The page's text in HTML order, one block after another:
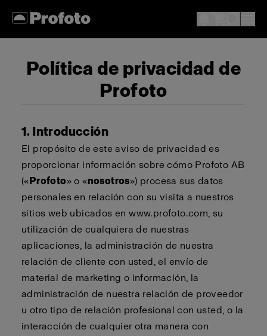
Política de privacidad de
Profoto
1. Introducción
El propósito de este aviso de privacidad es
proporcionar información sobre cómo Profoto AB
(«Profoto» o «nosotros») procesa sus datos
personales en relación con su visita a nuestros
sitios web ubicados en www.profoto.com, su
utilización de cualquiera de nuestras
aplicaciones, la administración de nuestra
relación de cliente con usted, el envío de
material de marketing o información, la
administración de nuestra relación de proveedor
u otro tipo de relación profesional con usted, o la
interacción de cualquier otra manera con